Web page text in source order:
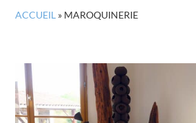
ACCUEIL » MAROQUINERIE